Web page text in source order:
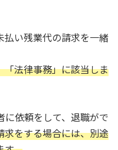
払い残業代の請求を一緒
法律事務」に該当しま
に依頼をして、退職がで
求をする場合には、別途